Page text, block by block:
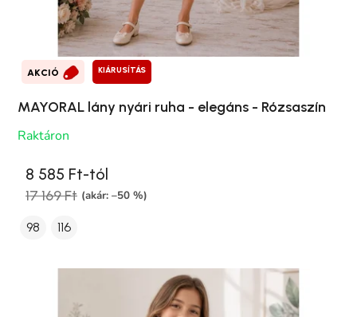
AKCIÓ KIÁRUSÍTÁS
MAYORAL lány nyári ruha - elegáns - Rózsaszín
Raktáron
8 585 Ft-tól
17 169 Ft (akár: –50 %)
98 116